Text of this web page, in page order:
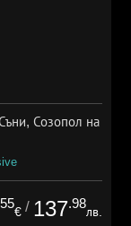
Созопол на
€ / 137.98
лв.